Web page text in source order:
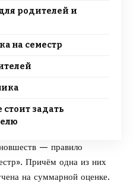
родителей и
на семестр
задать
— правило
Причём одна из них
на суммарной оценке.